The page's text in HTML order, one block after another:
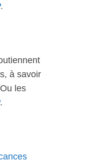
.
à savoir
les
.